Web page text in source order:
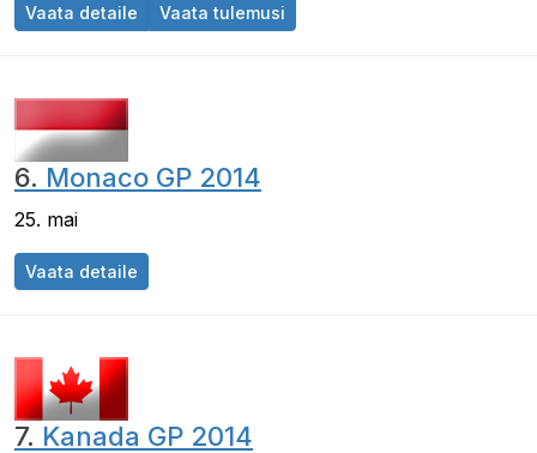
Vaata detaile Hispaania GP 2014
Vaata tulemusi
6. Monaco GP 2014
25. mai
Vaata detaile
7. Kanada GP 2014